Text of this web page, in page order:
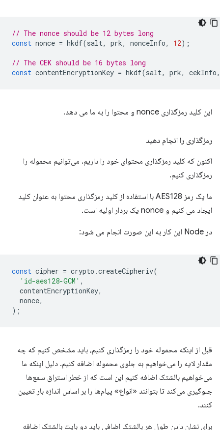
// The nonce should be 12 bytes long
const nonce = hkdf(salt, prk, nonceInfo, 12);
// The CEK should be 16 bytes long
const contentEncryptionKey = hkdf(salt, prk, cekInfo,
این کلید رمزگذاری nonce و محتوا را به ما می دهد.
رمزگذاری را انجام دهید
اکنون که کلید رمزگذاری محتوای خود را داریم، می‌توانیم محموله را
رمزگذاری کنیم.
ما یک رمز AES128 با استفاده از کلید رمزگذاری محتوا به عنوان کلید
ایجاد می کنیم و nonce یک بردار اولیه است.
در Node این کار به این صورت انجام می شود:
const cipher = crypto .createCipheriv(
'id-aes128-GCM' ,
contentEncryptionKey,
nonce,
);
قبل از اینکه محموله خود را رمزگذاری کنیم، باید مشخص کنیم که چه
مقدار لایه را می‌خواهیم به جلوی محموله اضافه کنیم. دلیل اینکه ما
می‌خواهیم بالشتک اضافه کنیم این است که از خطر استراق سمع‌ها
جلوگیری می‌کند تا بتوانند «انواع» پیام‌ها را بر اساس اندازه بار تعیین
کنند.
برای نشان دادن طول هر بالشتک اضافی باید دو بایت بالشتک اضافه